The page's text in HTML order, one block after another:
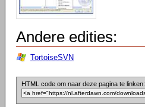
Andere edities:
TortoiseSVN
HTML code om naar deze pagina te linken: